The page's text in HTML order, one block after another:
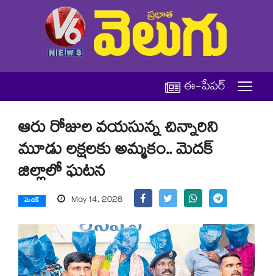
ఈ-పేపర్
ఆరు రోజుల వయసున్న చిన్నారిని
మూడు లక్షలకు అమ్మకం.. ‌‌మెదక్‌‌‌‌
జిల్లాలో ఘటన
మెదక్ May 14, 2026